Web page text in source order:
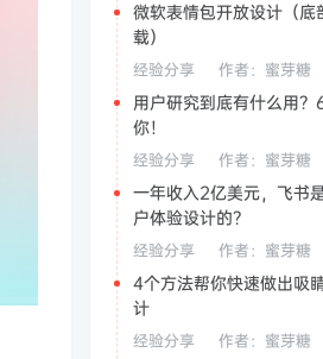
微软表情包开放设计（底
载）
经验分享 作者： 蜜芽糖
用户研究到底有什么用？
你！
经验分享 作者： 蜜芽糖
一年收入2亿美元，飞书
户体验设计的？
经验分享 作者： 蜜芽糖
4个方法帮你快速做出吸
计
经验分享 作者： 蜜芽糖